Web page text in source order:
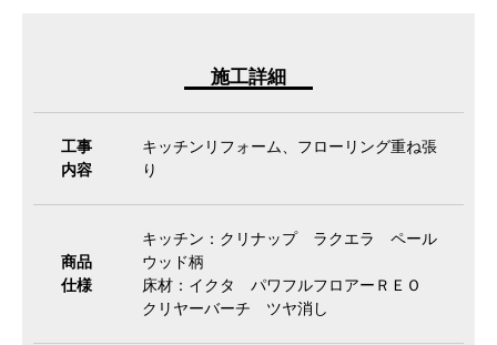
施工詳細
工事
内容
キッチンリフォーム、フローリング重ね張
り
商品
仕様
キッチン：クリナップ ラクエラ ペール
ウッド柄
床材：イクタ パワフルフロアーＲＥＯ
クリヤーバーチ ツヤ消し